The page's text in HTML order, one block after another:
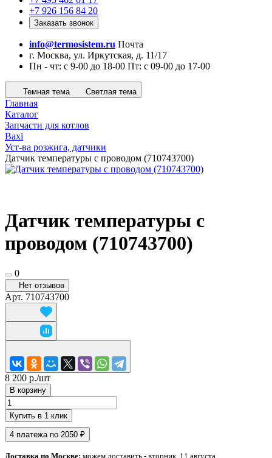
+7 926 156 84 20
Заказать звонок
info@termosistem.ru Почта
г. Москва, ул. Иркутская, д. 11/17
Пн - чт: с 9-00 до 18-00 Пт: с 09-00 до 17-00
Темная тема Светлая тема
Главная
Каталог
Запчасти для котлов
Baxi
Уст-ва розжига, датчики
Датчик температуры с проводом (710743700)
Датчик температуры с
проводом (710743700)
0
Нет отзывов
Арт. 710743700
8 200 р./шт
В корзину
Купить в 1 клик
4 платежа по 2050 ₽
Доставка по Москве: можем доставить - вторник, 11 августа